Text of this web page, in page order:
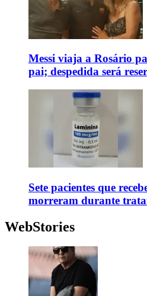
Messi viaja a Rosário
pai; despedida será
Sete pacientes que
morreram durante
WebStories